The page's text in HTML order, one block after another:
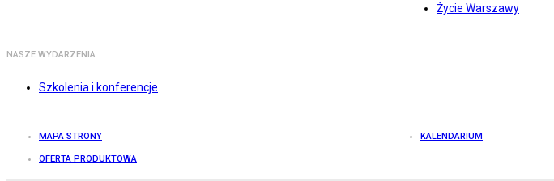
Życie Warszawy
NASZE WYDARZENIA
Szkolenia i konferencje
MAPA STRONY KALENDARIUM
OFERTA PRODUKTOWA